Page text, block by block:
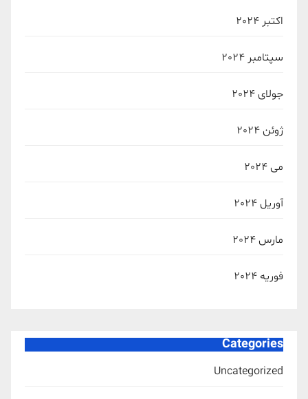
اکتبر 2024
سپتامبر 2024
جولای 2024
ژوئن 2024
می 2024
آوریل 2024
مارس 2024
فوریه 2024
Categories
Uncategorized